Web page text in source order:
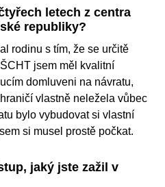
letech z centra
republiky?
rodinu s tím, že se určitě
jsem měl kvalitní
domluveni na návratu,
vlastně neležela vůbec
bylo vybudovat si vlastní
si musel prostě počkat.
jaký jste zažil v